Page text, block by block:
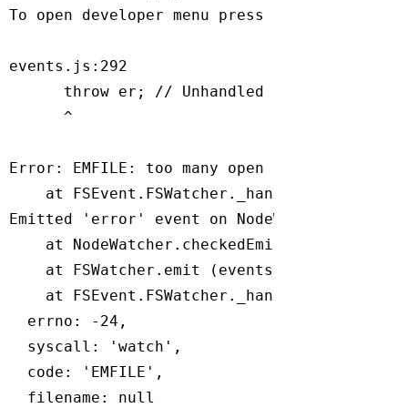
To open developer menu press
events.js:292
      throw er; // Unhandled
      ^
Error: EMFILE: too many open files, watch
at FSEvent.FSWatcher._handle.onchange
Emitted
'error'
event on NodeWatcher
at NodeWatcher.checkedEmitError (/
    at FSWatcher.emit (events.js:315:20)
at FSEvent.FSWatcher._handle.onchange
  errno: -24,
  syscall:
'watch' ,
  code:
'EMFILE' ,
  filename: null